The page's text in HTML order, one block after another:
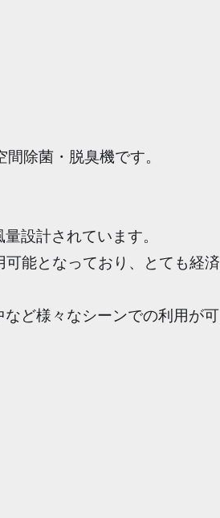
除菌・脱臭機です。
設計されています。
能となっており、とても経済
ど様々なシーンでの利用が可